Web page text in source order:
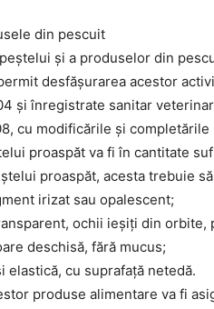
din pescuit
și a produselor din
desfășurarea acestor
și înregistrate sanitar
cu modificările și
proaspăt va fi în cantitate
proaspăt, acesta trebuie
irizat sau opalescent;
ochii ieșiți din orbite,
deschisă, fără mucus;
elastică, cu suprafață netedă.
produse alimentare va fi